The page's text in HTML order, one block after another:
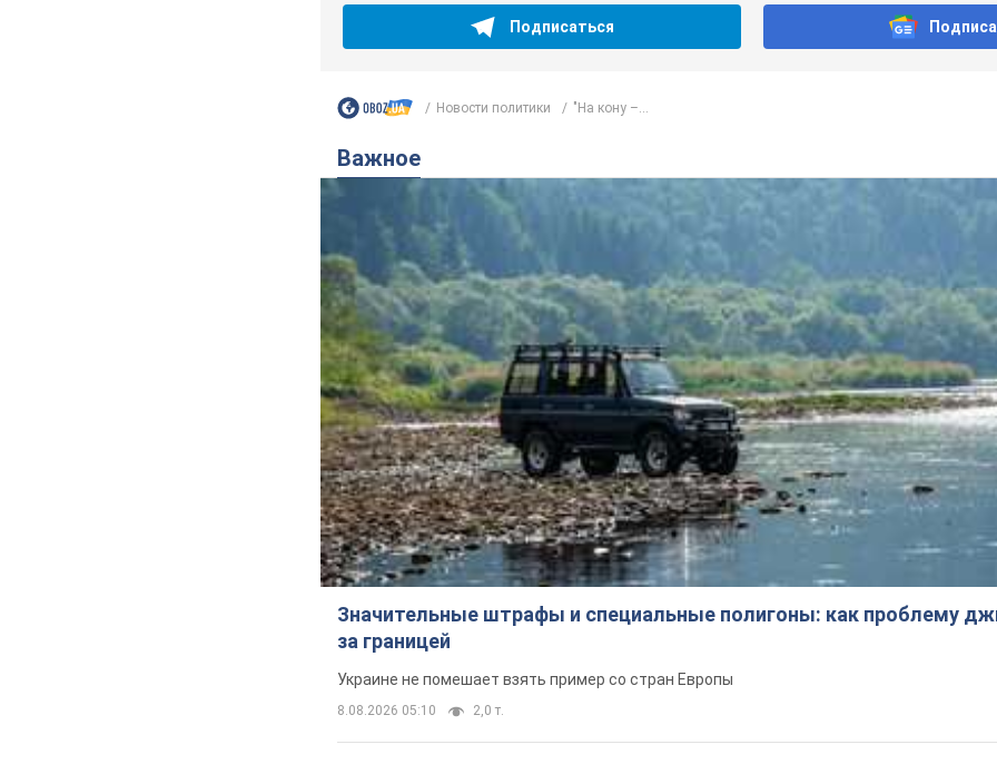
Подписаться
Новости политики "На кону –...
Важное
Значительные штрафы и специальные полигоны: как проблему
за границей
Украине не помешает взять пример со стран Европы
8.08.2026 05:10 2,0 т.